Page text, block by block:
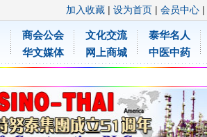
加入收藏 | 设为首页 | 会员中心 |
商会公会
华文媒体
文化交流
网上商城
泰华名人
中医中药